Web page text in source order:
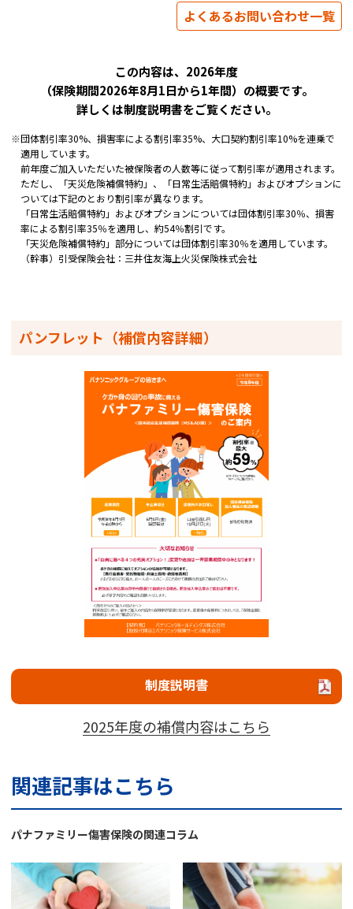
よくあるお問い合わせ一覧
この内容は、2026年度
（保険期間2026年8月1日から1年間）の概要です。
詳しくは制度説明書をご覧ください。
※団体割引率30%、損害率による割引率35%、大口契約割引率10%を連乗で
適用しています。
前年度ご加入いただいた被保険者の人数等に従って割引率が適用されます。
ただし、「天災危険補償特約」、「日常生活賠償特約」およびオプションに
ついては下記のとおり割引率が異なります。
「日常生活賠償特約」およびオプションについては団体割引率30％、損害
率による割引率35％を適用し、約54％割引です。
「天災危険補償特約」部分については団体割引率30％を適用しています。
（幹事）引受保険会社：三井住友海上火災保険株式会社
パンフレット（補償内容詳細）
制度説明書
2025年度の補償内容はこちら
関連記事はこちら
パナファミリー傷害保険の関連コラム